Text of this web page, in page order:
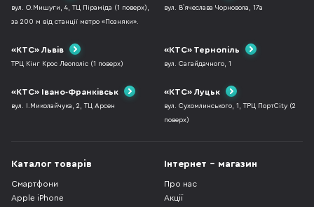
вул. О.Мишуги, 4, ТЦ Піраміда (1 поверх),
за 200 м від станції метро «Позняки».
вул. В`ячеслава Чорновола, 17а
«КТС» Львів
ТРЦ Кінг Крос Леополіс (1 поверх)
«КТС» Тернопіль
вул. Сагайдачного, 1
«КТС» Івано-Франківськ
вул. І.Миколайчука, 2, ТЦ Арсен
«КТС» Луцьк
вул. Сухомлинського, 1, ТРЦ ПортCity (2
поверх)
Каталог товарів
Смартфони
Apple iPhone
Інтернет - магазин
Про нас
Акції